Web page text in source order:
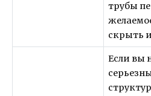
трубы
скрыть
Если вы